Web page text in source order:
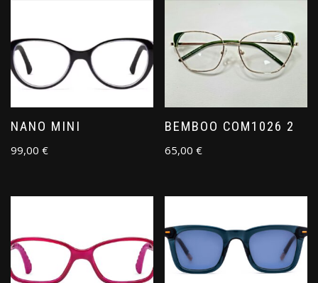
NANO MINI
99,00 €
BEMBOO COM1026 2
65,00€